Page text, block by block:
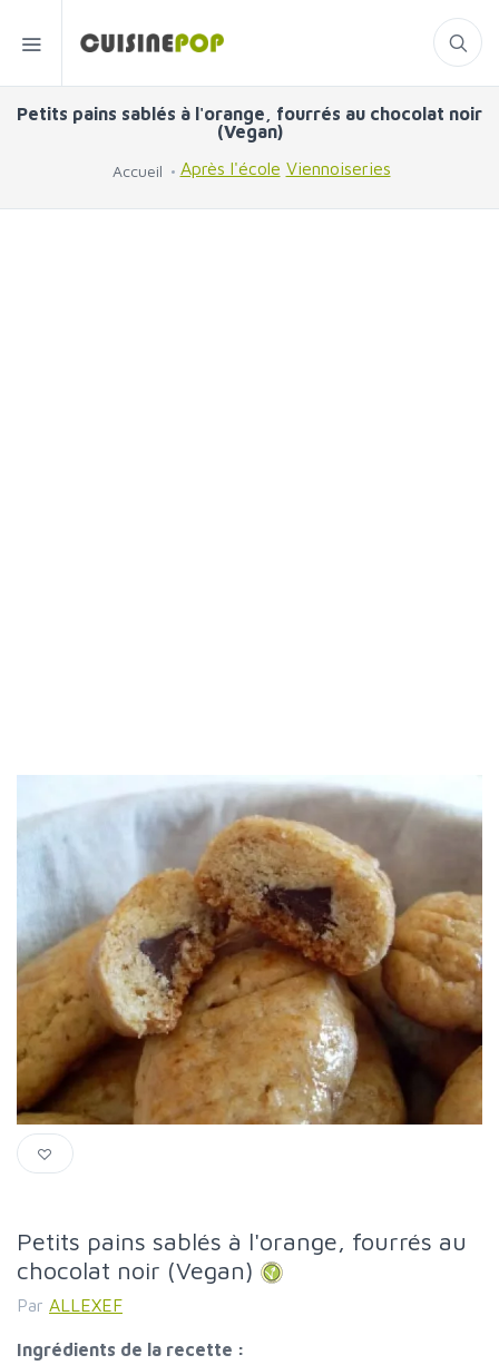
Petits pains sablés à l'orange, fourrés au chocolat noir
(Vegan)
Accueil Après l'école Viennoiseries
Petits pains sablés à l'orange, fourrés au
chocolat noir (Vegan)
Par ALLEXEF
Ingrédients de la recette :